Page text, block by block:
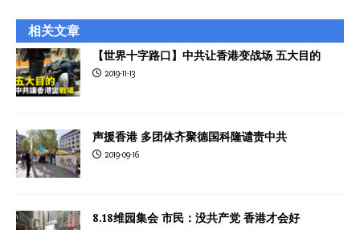
相关文章
【世界十字路口】中共让香港变战场 五大目的
2019-11-13
声援香港 多团体齐聚德国科隆谴责中共
2019-09-16
8.18维园集会 市民：没共产党 香港才会好